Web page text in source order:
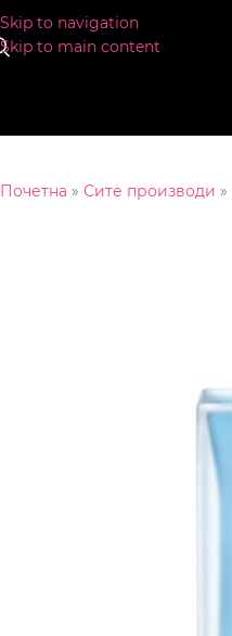
Skip to navigation
Skip to main content
Почетна » Сите производи »